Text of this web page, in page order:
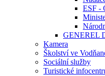
ESF -
GENEREL
Kamera
Školství ve
Sociální služby
Turistické